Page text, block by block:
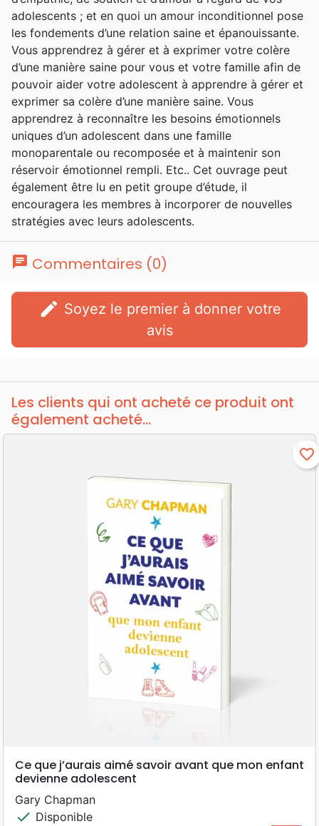
des relations de couple et anime l’émission
de radio A Love Language Minute. Il dirige
aussi "Marriage and Family Life Consultants
Inc.", une organisation dédiée au bien-être
de la famille et du couple. Il a épousé
Karolyn avec qui il a eu deux enfants qui lui
ont donné deux petits-enfants.
adolescents ; et en quoi un amour inconditionnel pose
les fondements d’une relation saine et épanouissante.
Vous apprendrez à gérer et à exprimer votre colère
d’une manière saine pour vous et votre famille afin de
pouvoir aider votre adolescent à apprendre à gérer et
exprimer sa colère d’une manière saine. Vous
apprendrez à reconnaître les besoins émotionnels
uniques d’un adolescent dans une famille
monoparentale ou recomposée et à maintenir son
réservoir émotionnel rempli. Etc.. Cet ouvrage peut
également être lu en petit groupe d’étude, il
encouragera les membres à incorporer de nouvelles
stratégies avec leurs adolescents.
chat Commentaires (0)
edit
avis
Les clients qui ont acheté ce produit ont
également acheté...
favorite_border
Ce que j’aurais aimé savoir avant que mon enfant
devienne adolescent
Gary Chapman
check Disponible